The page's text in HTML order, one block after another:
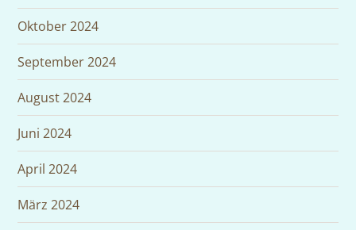
Oktober 2024
September 2024
August 2024
Juni 2024
April 2024
März 2024